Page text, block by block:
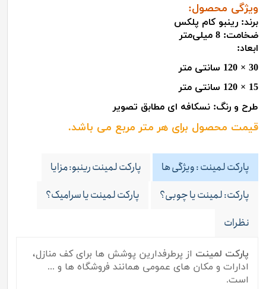
ویژگی‌ محصول:
برند: رینبو کام پلکس
ضخامت: 8 میلی‌متر
ابعاد:
30 × 120 سانتی متر
15 × 120 سانتی متر
طرح و رنگ: نسکافه ای مطابق تصویر
قیمت محصول برای هر متر مربع می باشد.
پارکت لمینت : ویژگی ها
پارکت لمینت رینبو: مزایا
پارکت: لمینت یا چوبی؟
پارکت لمینت یا سرامیک؟
نظرات
پارکت لمینت از پرطرفدارین پوشش ها برای کف منازل،
ادارات و مکان های عمومی همانند فروشگاه ها و ...
است.